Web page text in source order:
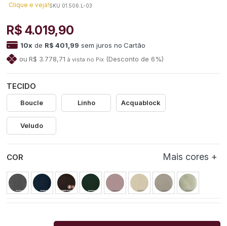
Clique e veja!SKU 01.506.L-03
R$ 4.019,90
10x de R$ 401,99 sem juros no
R$ 3.778,71
(Desconto de 6%)
TECIDO
Boucle Linho Acquablock
Veludo
COR